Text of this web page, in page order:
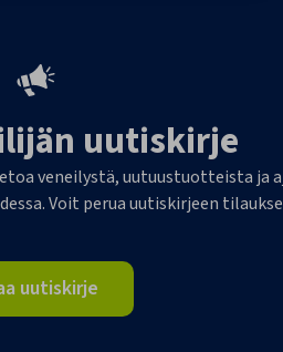
uutiskirje
veneilystä, uutuustuotteista
Voit perua uutiskirjeen
uutiskirje